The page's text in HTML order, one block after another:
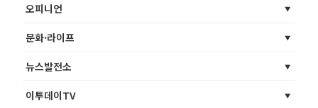
오피니언
문화·라이프
뉴스발전소
이투데이TV